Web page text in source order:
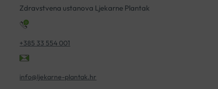
Zdravstvena ustanova Ljekarne Plantak
+385 33 554 001
info@ljekarne-plantak.hr